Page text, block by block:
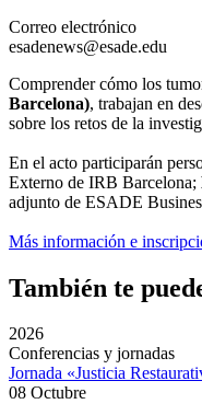
Correo electrónico
esadenews@esade.edu
Comprender cómo los
Barcelona), trabajan en
sobre los retos de la
En el acto participarán
Externo de IRB Barcelona;
adjunto de ESADE
Más información e
También te
2026
Conferencias y jornadas
Jornada «Justicia
08 Octubre